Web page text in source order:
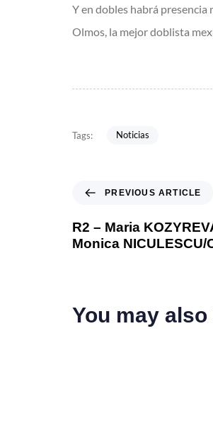
Y en dobles habrá
Olmos, la mejor doblista
Tags: Noticias
PREVIOUS ARTICLE
R2 – Maria
Monica NICULESCU/
You may also